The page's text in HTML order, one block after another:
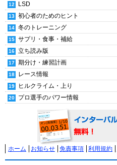
LSD
初心者のためのヒント
冬のトレーニング
サプリ・食事・補給
立ち読み版
期分け・練習計画
レース情報
ヒルクライム・上り
プロ選手のパワー情報
ホーム お知らせ 免責事項 利用規約